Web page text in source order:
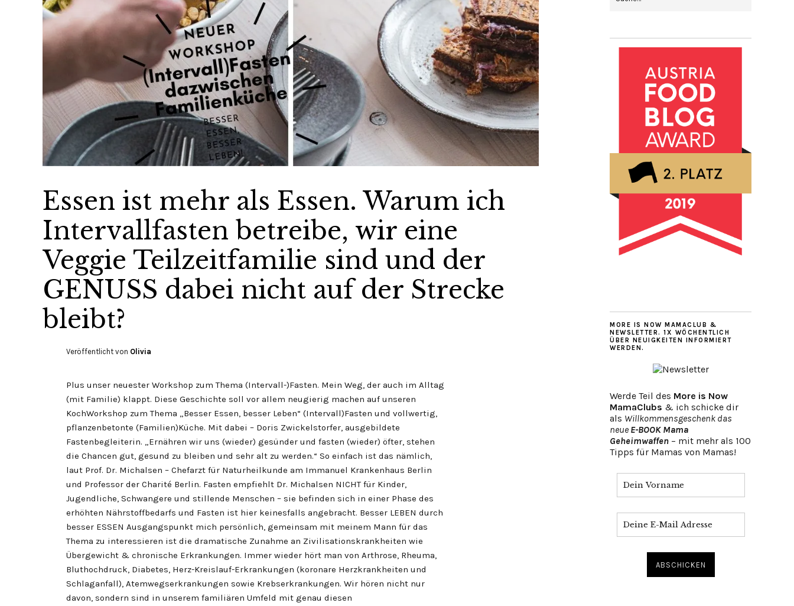
Essen ist mehr als Essen. Warum ich
Intervallfasten betreibe, wir eine
Veggie Teilzeitfamilie sind und der
GENUSS dabei nicht auf der Strecke
bleibt?
Veröffentlicht von Olivia
Plus unser neuester Workshop zum Thema (Intervall-)Fasten. Mein Weg, der auch im Alltag
(mit Familie) klappt. Diese Geschichte soll vor allem neugierig machen auf unseren
KochWorkshop zum Thema „Besser Essen, besser Leben“ (Intervall)Fasten und vollwertig,
pflanzenbetonte (Familien)Küche. Mit dabei – Doris Zwickelstorfer, ausgebildete
Fastenbegleiterin. „Ernähren wir uns (wieder) gesünder und fasten (wieder) öfter, stehen
die Chancen gut, gesund zu bleiben und sehr alt zu werden.“ So einfach ist das nämlich,
laut Prof. Dr. Michalsen – Chefarzt für Naturheilkunde am Immanuel Krankenhaus Berlin
und Professor der Charité Berlin. Fasten empfiehlt Dr. Michalsen NICHT für Kinder,
Jugendliche, Schwangere und stillende Menschen – sie befinden sich in einer Phase des
erhöhten Nährstoffbedarfs und Fasten ist hier keinesfalls angebracht. Besser LEBEN durch
besser ESSEN Ausgangspunkt mich persönlich, gemeinsam mit meinem Mann für das
Thema zu interessieren ist die dramatische Zunahme an Zivilisationskrankheiten wie
Übergewicht & chronische Erkrankungen. Immer wieder hört man von Arthrose, Rheuma,
Bluthochdruck, Diabetes, Herz-Kreislauf-Erkrankungen (koronare Herzkrankheiten und
Schlaganfall), Atemwegserkrankungen sowie Krebserkrankungen. Wir hören nicht nur
davon, sondern sind in unserem familiären Umfeld mit genau diesen
MORE IS NOW MAMACLUB &
NEWSLETTER. 1X WÖCHENTLICH
ÜBER NEUIGKEITEN INFORMIERT
WERDEN.
Werde Teil des More is Now
MamaClubs & ich schicke dir
als Willkommensgeschenk das
neue E-BOOK Mama
Geheimwaffen – mit mehr als 100
Tipps für Mamas von Mamas!